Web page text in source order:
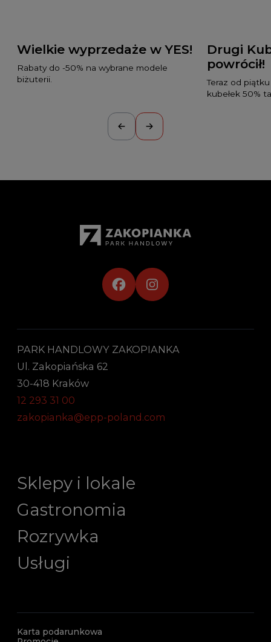
Wielkie wyprzedaże w YES!
Rabaty do -50% na wybrane modele
biżuterii.
Drugi
powrócił!
Teraz od
kubełek 50%
PARK HANDLOWY ZAKOPIANKA
Ul. Zakopiańska 62
30-418 Kraków
12 293 31 00
zakopianka@epp-poland.com
Sklepy i lokale
Gastronomia
Rozrywka
Usługi
Karta podarunkowa